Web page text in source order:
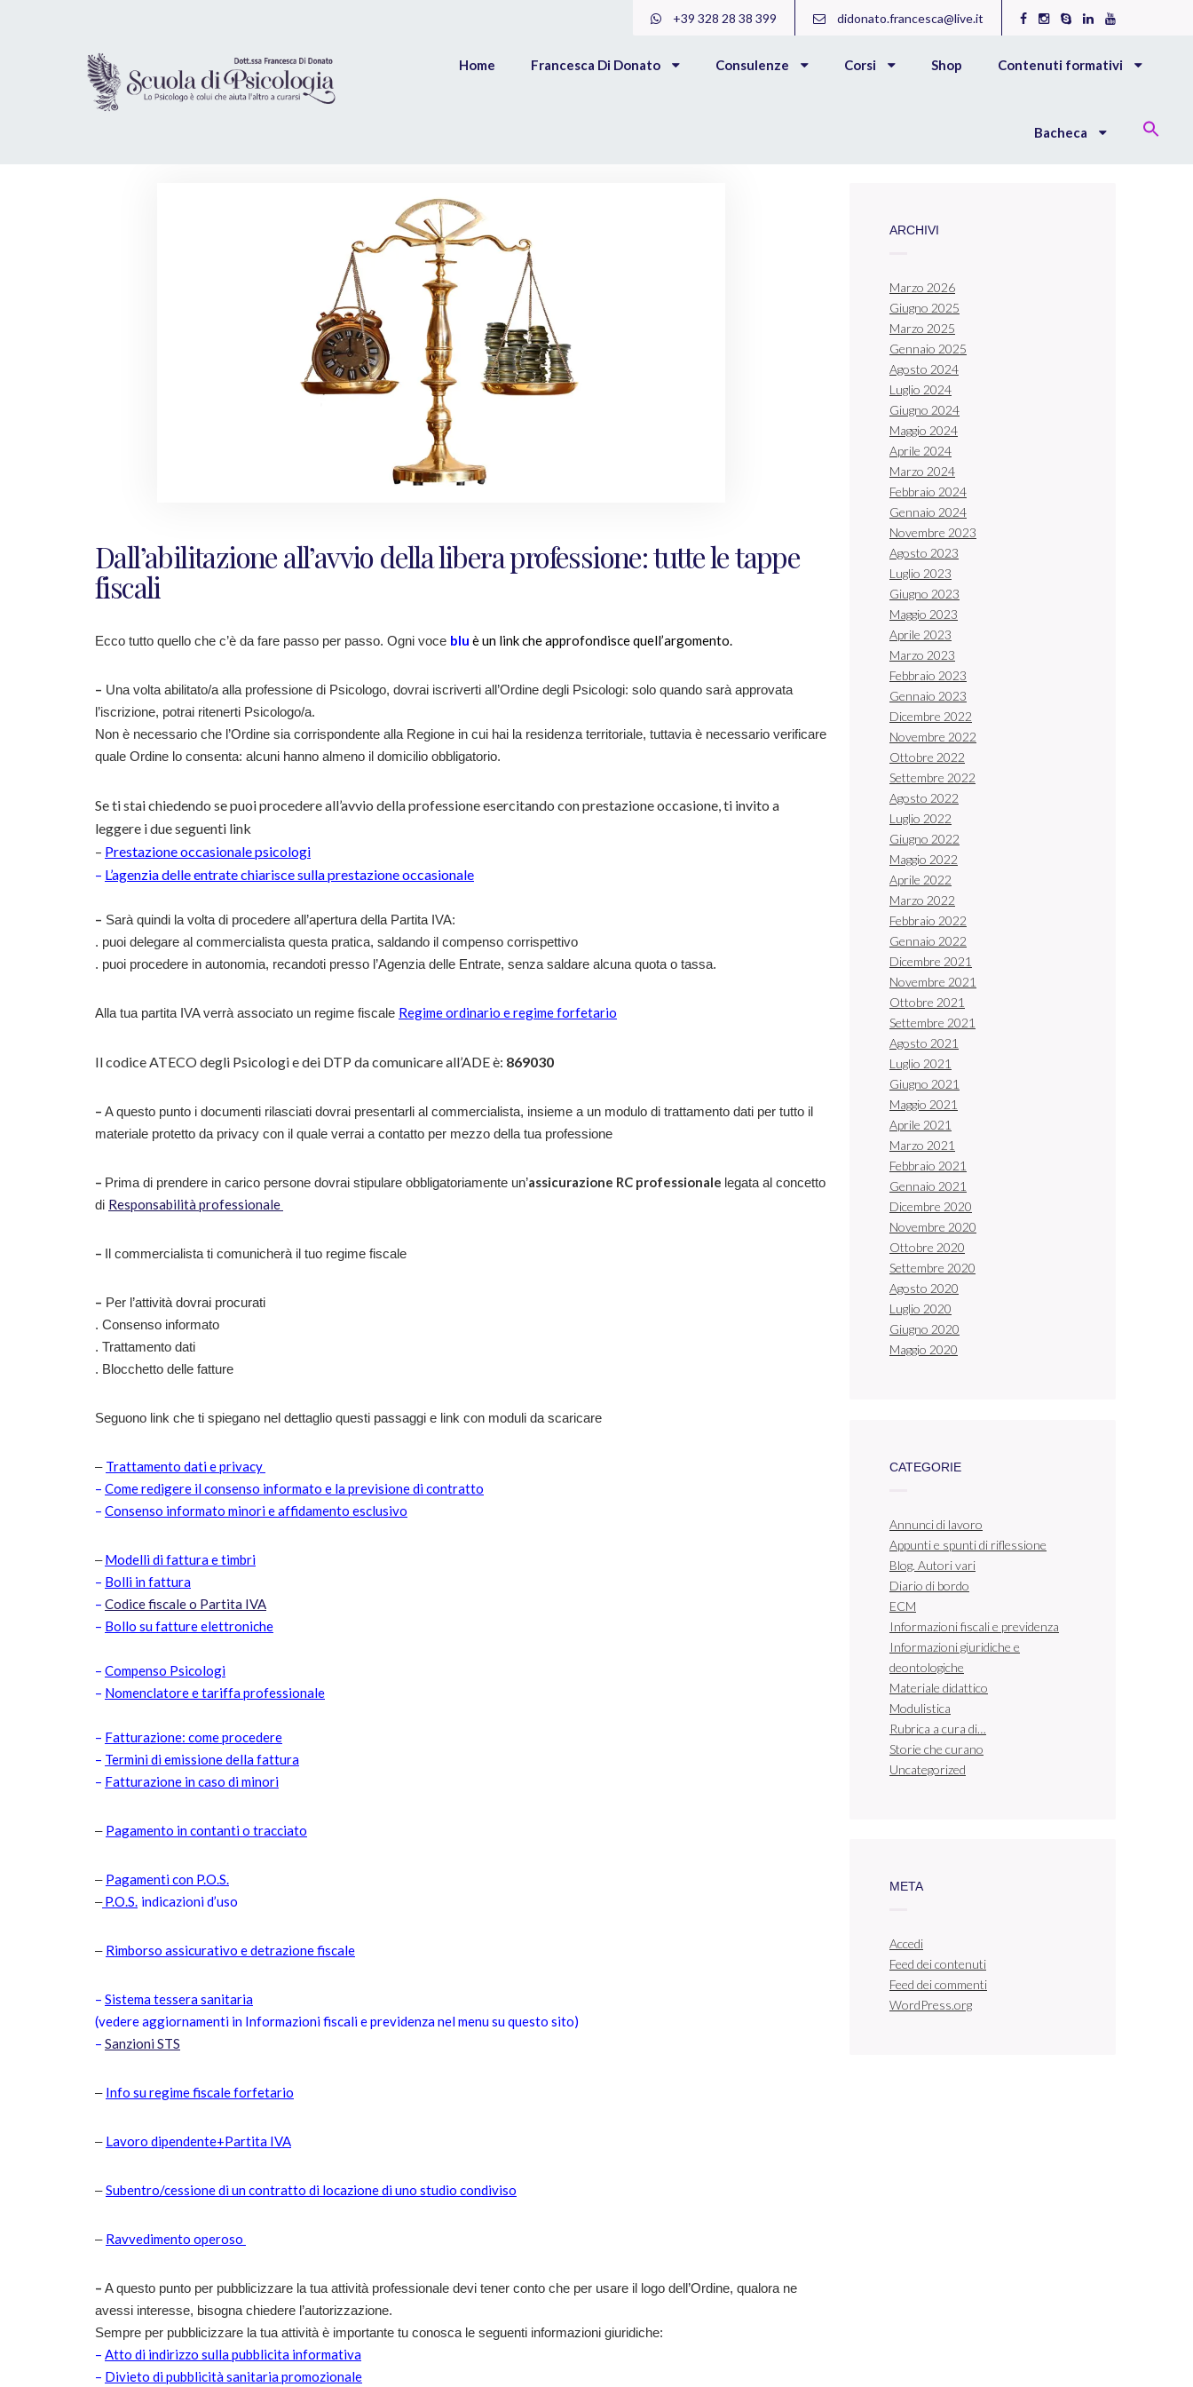
+39 328 28 38 399 didonato.francesca@live.it
Home Francesca Di Donato Consulenze Corsi Shop Contenuti formativi
Bacheca
Dall’abilitazione all’avvio della libera professione: tutte le tappe
fiscali
Ecco tutto quello che c’è da fare passo per passo. Ogni voce blu è un link che approfondisce quell’argomento.
– Una volta abilitato/a alla professione di Psicologo, dovrai iscriverti all’Ordine degli Psicologi: solo quando sarà approvata
l’iscrizione, potrai ritenerti Psicologo/a.
Non è necessario che l’Ordine sia corrispondente alla Regione in cui hai la residenza territoriale, tuttavia è necessario verificare
quale Ordine lo consenta: alcuni hanno almeno il domicilio obbligatorio.
Se ti stai chiedendo se puoi procedere all’avvio della professione esercitando con prestazione occasione, ti invito a
leggere i due seguenti link
– Prestazione occasionale psicologi
– L’agenzia delle entrate chiarisce sulla prestazione occasionale
– Sarà quindi la volta di procedere all’apertura della Partita IVA:
. puoi delegare al commercialista questa pratica, saldando il compenso corrispettivo
. puoi procedere in autonomia, recandoti presso l’Agenzia delle Entrate, senza saldare alcuna quota o tassa.
Alla tua partita IVA verrà associato un regime fiscale Regime ordinario e regime forfetario
Il codice ATECO degli Psicologi e dei DTP da comunicare all’ADE è: 869030
– A questo punto i documenti rilasciati dovrai presentarli al commercialista, insieme a un modulo di trattamento dati per tutto il
materiale protetto da privacy con il quale verrai a contatto per mezzo della tua professione
– Prima di prendere in carico persone dovrai stipulare obbligatoriamente un’assicurazione RC professionale legata al concetto
di Responsabilità professionale
– Il commercialista ti comunicherà il tuo regime fiscale
– Per l’attività dovrai procurati
. Consenso informato
. Trattamento dati
. Blocchetto delle fatture
Seguono link che ti spiegano nel dettaglio questi passaggi e link con moduli da scaricare
– Trattamento dati e privacy
– Come redigere il consenso informato e la previsione di contratto
– Consenso informato minori e affidamento esclusivo
– Modelli di fattura e timbri
– Bolli in fattura
– Codice fiscale o Partita IVA
– Bollo su fatture elettroniche
– Compenso Psicologi
– Nomenclatore e tariffa professionale
– Fatturazione: come procedere
– Termini di emissione della fattura
– Fatturazione in caso di minori
– Pagamento in contanti o tracciato
– Pagamenti con P.O.S.
–P.O.S. indicazioni d’uso
– Rimborso assicurativo e detrazione fiscale
– Sistema tessera sanitaria
(vedere aggiornamenti in Informazioni fiscali e previdenza nel menu su questo sito)
– Sanzioni STS
– Info su regime fiscale forfetario
– Lavoro dipendente+Partita IVA
–Subentro/cessione di un contratto di locazione di uno studio condiviso
– Ravvedimento operoso
– A questo punto per pubblicizzare la tua attività professionale devi tener conto che per usare il logo dell’Ordine, qualora ne
avessi interesse, bisogna chiedere l’autorizzazione.
Sempre per pubblicizzare la tua attività è importante tu conosca le seguenti informazioni giuridiche:
– Atto di indirizzo sulla pubblicita informativa
– Divieto di pubblicità sanitaria promozionale
ARCHIVI
Marzo 2026
Giugno 2025
Marzo 2025
Gennaio 2025
Agosto 2024
Luglio 2024
Giugno 2024
Maggio 2024
Aprile 2024
Marzo 2024
Febbraio 2024
Gennaio 2024
Novembre 2023
Agosto 2023
Luglio 2023
Giugno 2023
Maggio 2023
Aprile 2023
Marzo 2023
Febbraio 2023
Gennaio 2023
Dicembre 2022
Novembre 2022
Ottobre 2022
Settembre 2022
Agosto 2022
Luglio 2022
Giugno 2022
Maggio 2022
Aprile 2022
Marzo 2022
Febbraio 2022
Gennaio 2022
Dicembre 2021
Novembre 2021
Ottobre 2021
Settembre 2021
Agosto 2021
Luglio 2021
Giugno 2021
Maggio 2021
Aprile 2021
Marzo 2021
Febbraio 2021
Gennaio 2021
Dicembre 2020
Novembre 2020
Ottobre 2020
Settembre 2020
Agosto 2020
Luglio 2020
Giugno 2020
Maggio 2020
CATEGORIE
Annunci di lavoro
Appunti e spunti di riflessione
Blog. Autori vari
Diario di bordo
ECM
Informazioni fiscali e previdenza
Informazioni giuridiche e
deontologiche
Materiale didattico
Modulistica
Rubrica a cura di…
Storie che curano
Uncategorized
META
Accedi
Feed dei contenuti
Feed dei commenti
WordPress.org